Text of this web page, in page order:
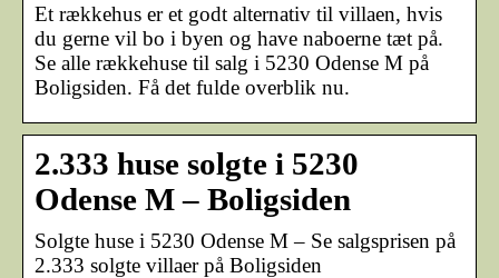
Et rækkehus er et godt alternativ til villaen, hvis
du gerne vil bo i byen og have naboerne tæt på.
Se alle rækkehuse til salg i 5230 Odense M på
Boligsiden. Få det fulde overblik nu.
2.333 huse solgte i 5230
Odense M – Boligsiden
Solgte huse i 5230 Odense M – Se salgsprisen på
2.333 solgte villaer på Boligsiden